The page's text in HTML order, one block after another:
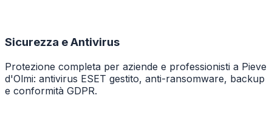
Sicurezza e Antivirus
Protezione completa per aziende e professionisti a Pieve
d'Olmi: antivirus ESET gestito, anti-ransomware, backup
e conformità GDPR.